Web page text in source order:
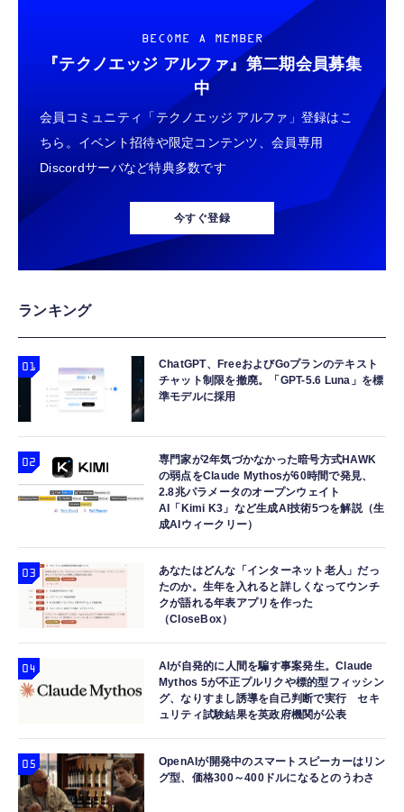
￥6,980
【New】Amazon Fire TV Stick HD | 手軽に
ストリーミングをはじめよう | ストリーミン
グメディアプレイヤー
￥6,980
Amazon Fire TV Stick 4K Select | 4Kの高画
質ストリーミング | ストリーミングメディア
プレイヤー
￥9,980
Amazon Echo Dot (エコードット) 第5世代 -
Alexa、センサー搭載、鮮やかなサウンド｜チ
ャコール
￥7,480
【整備済み品】 Earth Dreams内蔵 HDD 1TB
3.5インチ NAS丶パソコンPC丶サーバー対応
ハードディスク 保証1年
￥5,480
【整備済み品】エイチピー ProDisplay P224
モニター 21.5インチ IPS フルHD｜
HDMI/DisplayPort/VGA｜5ms 応答｜ブルー
ライトカット & フリッカーフリー｜VESA 対
￥8,520
￥25,540
【整備済み品】 Nintendo Switch Lite 本体
￥25,856
アイススラリー 30個 食べ比べ 凍らせて塩・
忍者めし・ICE SLURRY （各10個) 個包装 熱
中症対策
￥1,580
ウイスキーストーン ステンレスアイスキュー
ブ SUS304 溶けない氷 専用トング付き お酒
を薄めず冷やす ASKB-1 (シルバー, 8個入)
￥10,980
装 冷凍 ゼリー 差し入れ 部活 保冷材代わり
アウトドア 行楽 大容量 国産果汁 詰合せ 熱中
症対策 クールダウン
￥1,890
天然 無塩 骨取 さわら 切身 40g×10切 食べ放
かず 白身 白身魚 冷凍魚 骨なし バラ凍結
￥1,646
BECOME A MEMBER
『テクノエッジ アルファ』 第二期会員募集
中
会員コミュニティ「テクノエッジ アルファ」登録はこ
ちら。イベント招待や限定コンテンツ、会員専用
Discordサーバなど特典多数です
今すぐ登録
ランキング
ChatGPT、FreeおよびGoプランのテキスト
チャット制限を撤廃。「GPT-5.6 Luna」を標
準モデルに採用
専門家が2年気づかなかった暗号方式HAWK
の弱点をClaude Mythosが60時間で発見、
2.8兆パラメータのオープンウェイト
AI「Kimi K3」など生成AI技術5つを解説（生
成AIウィークリー）
あなたはどんな「インターネット老人」だっ
たのか。生年を入れると詳しくなってウンチ
クが語れる年表アプリを作った
（CloseBox）
AIが自発的に人間を騙す事案発生。Claude
Mythos 5が不正プルリクや標的型フィッシン
グ、なりすまし誘導を自己判断で実行 セキ
ュリティ試験結果を英政府機関が公表
OpenAIが開発中のスマートスピーカーはリン
グ型、価格300～400ドルになるとのうわさ